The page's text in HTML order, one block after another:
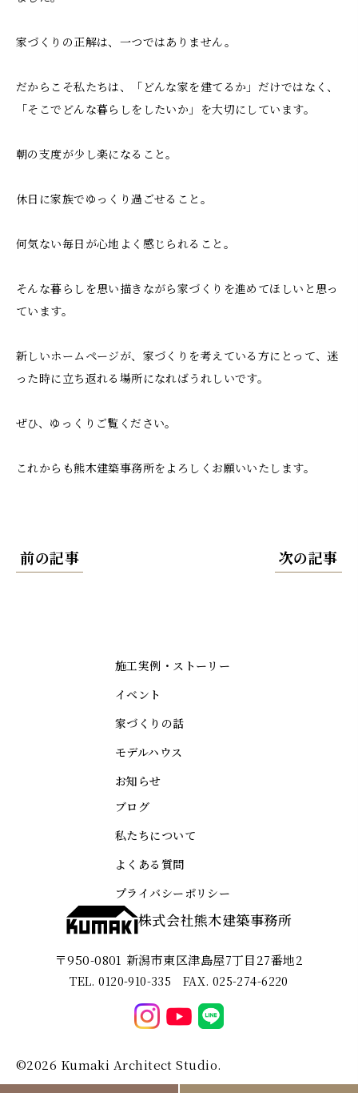
家づくりの正解は、一つではありません。
だからこそ私たちは、「どんな家を建てるか」だけではなく、
「そこでどんな暮らしをしたいか」を大切にしています。
朝の支度が少し楽になること。
休日に家族でゆっくり過ごせること。
何気ない毎日が心地よく感じられること。
そんな暮らしを思い描きながら家づくりを進めてほしいと思っ
ています。
新しいホームページが、家づくりを考えている方にとって、迷
った時に立ち返れる場所になればうれしいです。
ぜひ、ゆっくりご覧ください。
これからも熊木建築事務所をよろしくお願いいたします。
前の記事 次の記事
株式会社熊木建築事務所
〒950-0801 新潟市東区津島屋7丁目27番地2
TEL. 0120-910-335 FAX. 025-274-6220
施工実例・ストーリー
イベント
家づくりの話
モデルハウス
お知らせ
ブログ
私たちについて
よくある質問
プライバシーポリシー
©2026 Kumaki Architect Studio.